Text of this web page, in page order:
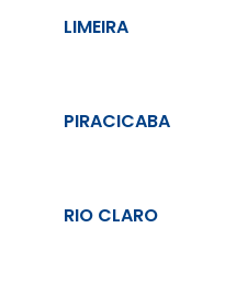
LIMEIRA
PIRACICABA
RIO CLARO